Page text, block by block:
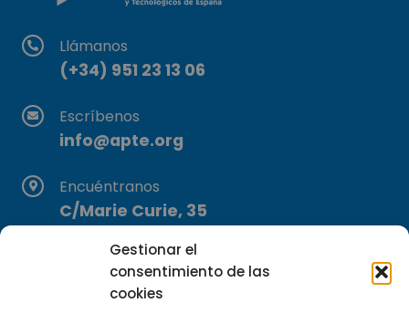
Gestionar el
consentimiento de las
cookies
Llámanos
(+34) 951 23 13 06
Escríbenos
info@apte.org
Encuéntranos
C/Marie Curie, 35